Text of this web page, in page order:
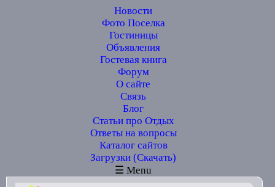
Новости
Фото Поселка
Гостиницы
Объявления
Гостевая книга
Форум
О сайте
Связь
Блог
Статьи про Отдых
Ответы на вопросы
Каталог сайтов
Загрузки (Скачать)
☰ Menu